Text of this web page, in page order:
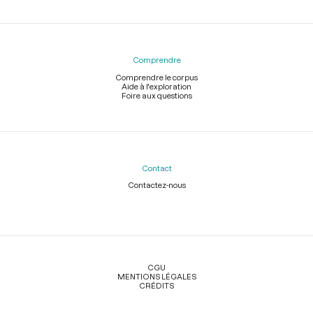
Comprendre
Comprendre le corpus
Aide à l'exploration
Foire aux questions
Contact
Contactez-nous
Légal
CGU
MENTIONS LÉGALES
CRÉDITS